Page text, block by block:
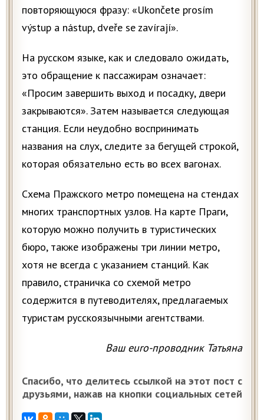
повторяющуюся фразу: «Ukončete prosím
výstup a nástup, dveře se zavírají».
На русском языке, как и следовало ожидать,
это обращение к пассажирам означает:
«Просим завершить выход и посадку, двери
закрываются». Затем называется следующая
станция. Если неудобно воспринимать
названия на слух, следите за бегущей строкой,
которая обязательно есть во всех вагонах.
Схема Пражского метро помещена на стендах
многих транспортных узлов. На карте Праги,
которую можно получить в туристических
бюро, также изображены три линии метро,
хотя не всегда с указанием станций. Как
правило, страничка со схемой метро
содержится в путеводителях, предлагаемых
туристам русскоязычными агентствами.
Ваш euro-проводник Татьяна
Спасибо, что делитесь ссылкой на этот пост с
друзьями, нажав на кнопки социальных сетей